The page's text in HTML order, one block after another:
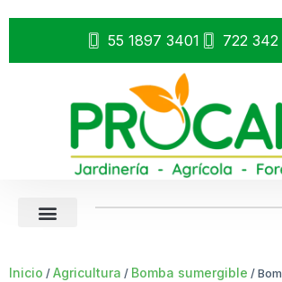
55 1897 3401 722
Inicio /Agricultura / Bomba sumergible /